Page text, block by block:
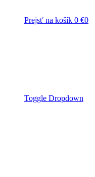
Prejsť na košík 0 €0
Toggle Dropdown